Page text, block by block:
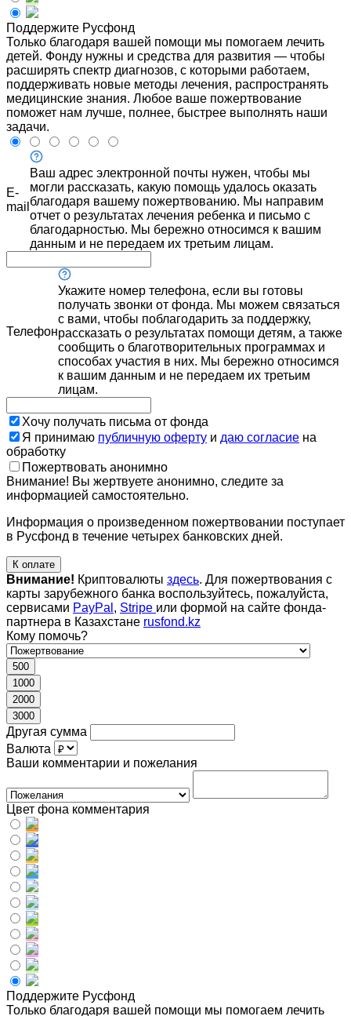
Поддержите Русфонд
Только благодаря вашей помощи мы помогаем лечить
детей. Фонду нужны и средства для развития — чтобы
расширять спектр диагнозов, с которыми работаем,
поддерживать новые методы лечения, распространять
медицинские знания. Любое ваше пожертвование
поможет нам лучше, полнее, быстрее выполнять наши
задачи.
E-
mail
Ваш адрес электронной почты нужен, чтобы мы
могли рассказать, какую помощь удалось оказать
благодаря вашему пожертвованию. Мы направим
отчет о результатах лечения ребенка и письмо с
благодарностью. Мы бережно относимся к вашим
данным и не передаем их третьим лицам.
Телефон
Укажите номер телефона, если вы готовы
получать звонки от фонда. Мы можем связаться
с вами, чтобы поблагодарить за поддержку,
рассказать о результатах помощи детям, а также
сообщить о благотворительных программах и
способах участия в них. Мы бережно относимся
к вашим данным и не передаем их третьим
лицам.
Хочу получать письма от фонда
Я принимаю публичную оферту и даю согласие на
обработку
Пожертвовать анонимно
Внимание! Вы жертвуете анонимно, следите за
информацией самостоятельно.
Информация о произведенном пожертвовании поступает
в Русфонд в течение четырех банковских дней.
К оплате
Внимание! Криптовалюты здесь. Для пожертвования с
карты зарубежного банка воспользуйтесь, пожалуйста,
сервисами PayPal , Stripe или формой на сайте фонда-
партнера в Казахстане rusfond.kz
Кому помочь?
500
1000
2000
3000
Другая сумма
Валюта
Ваши комментарии и пожелания
Цвет фона комментария
Поддержите Русфонд
Только благодаря вашей помощи мы помогаем лечить